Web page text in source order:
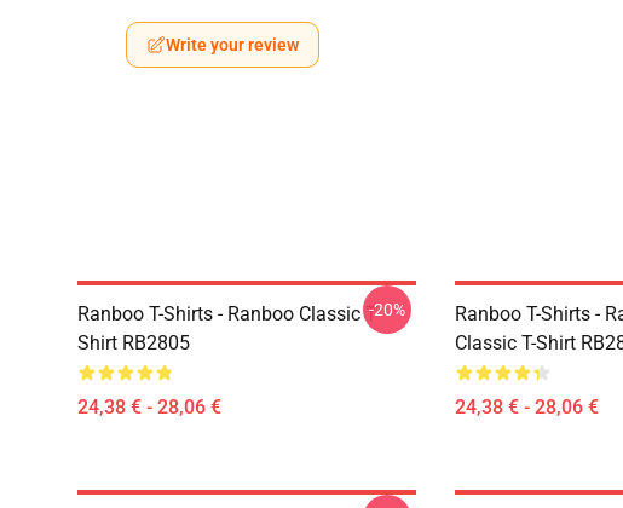
Write your review
Ranboo T-Shirts - Ranboo Classic T-
Shirt RB2805
24,38 € - 28,06 €
-20%
Ranboo T-Shirts -
Classic T-Shirt
24,38 € - 28,06 €